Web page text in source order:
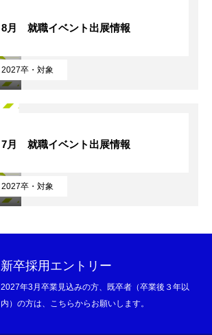
2027卒・対象
8月 就職イベント出展情報
2027卒・対象
7月 就職イベント出展情報
新卒採用エントリー
2027年3月卒業見込みの方、既卒者（卒業後３年以
内）の方は、こちらからお願いします。